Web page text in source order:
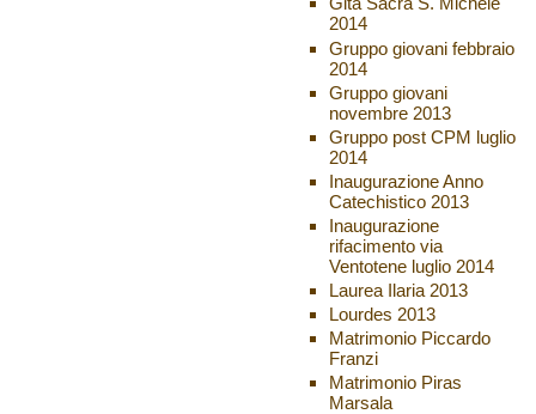
2014
Gruppo giovani febbraio
2014
Gruppo giovani
novembre 2013
Gruppo post CPM luglio
2014
Inaugurazione Anno
Catechistico 2013
Inaugurazione
rifacimento via
Ventotene luglio 2014
Laurea Ilaria 2013
Lourdes 2013
Matrimonio Piccardo
Franzi
Matrimonio Piras
Marsala